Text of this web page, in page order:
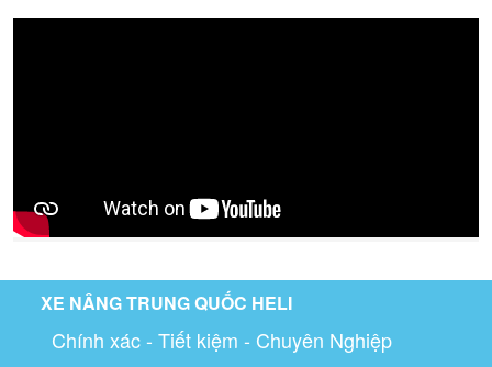
XE NÂNG TRUNG QUỐC HELI
Chính xác - Tiết kiệm - Chuyên Nghiệp